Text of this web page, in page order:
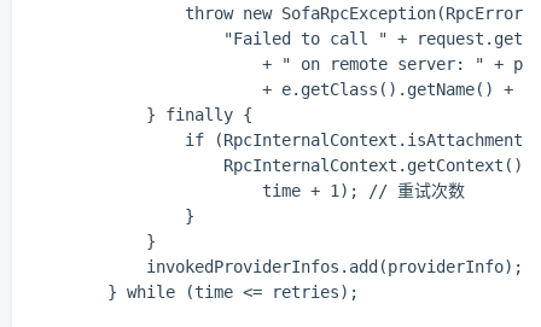
throw new
"Failed to call " +
+ " on remote server: " +
+ e.getClass().getName() +
            } finally {
if
                        time + 1); // 重试次数
                }
            }
            invokedProviderInfos.add(providerInfo);
        } while (time <= retries);